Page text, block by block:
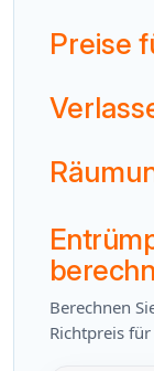
Preise
Berechnen
Richtpreis